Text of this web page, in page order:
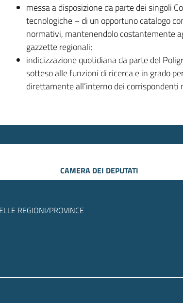
messa a disposizione da parte dei singoli
tecnologiche – di un opportuno catalogo
normativi, mantenendolo costantemente
gazzette regionali;
indicizzazione quotidiana da parte del
sotteso alle funzioni di ricerca e in grado
direttamente all’interno dei corrispondenti
CAMERA DEI DEPUTATI
REGIONI/PROVINCE